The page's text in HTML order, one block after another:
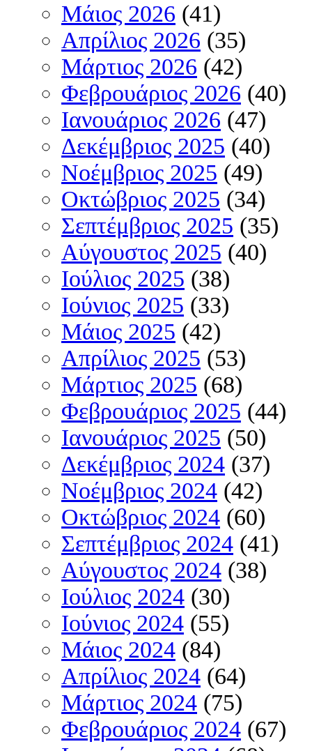
Μάιος 2026 (41)
Απρίλιος 2026 (35)
Μάρτιος 2026 (42)
Φεβρουάριος 2026 (40)
Ιανουάριος 2026 (47)
Δεκέμβριος 2025 (40)
Νοέμβριος 2025 (49)
Οκτώβριος 2025 (34)
Σεπτέμβριος 2025 (35)
Αύγουστος 2025 (40)
Ιούλιος 2025 (38)
Ιούνιος 2025 (33)
Μάιος 2025 (42)
Απρίλιος 2025 (53)
Μάρτιος 2025 (68)
Φεβρουάριος 2025 (44)
Ιανουάριος 2025 (50)
Δεκέμβριος 2024 (37)
Νοέμβριος 2024 (42)
Οκτώβριος 2024 (60)
Σεπτέμβριος 2024 (41)
Αύγουστος 2024 (38)
Ιούλιος 2024 (30)
Ιούνιος 2024 (55)
Μάιος 2024 (84)
Απρίλιος 2024 (64)
Μάρτιος 2024 (75)
Φεβρουάριος 2024 (67)